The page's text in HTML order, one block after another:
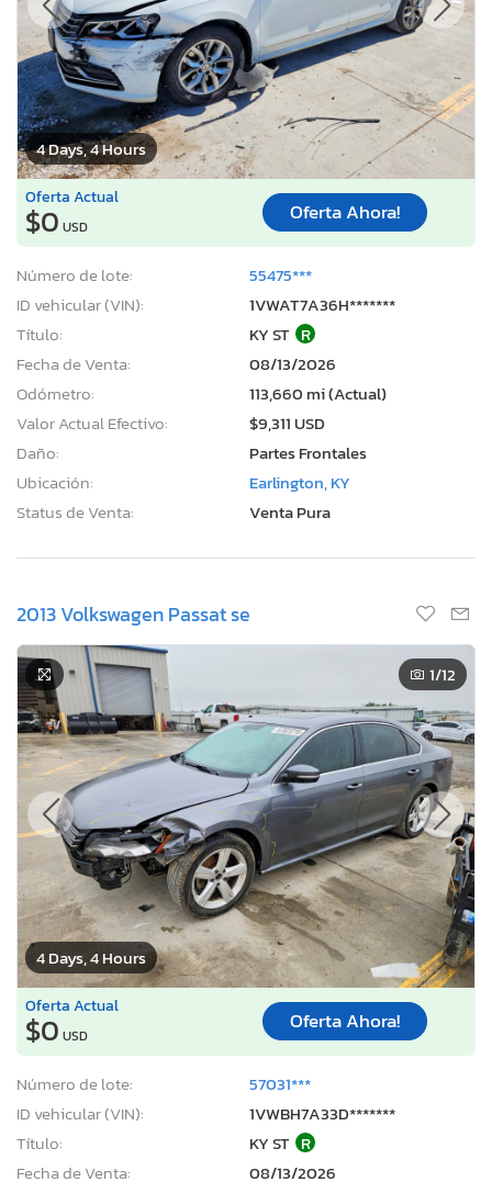
4 Days, 4 Hours
Oferta Actual
$0 USD
Oferta Ahora!
Número de lote:
55475***
ID vehicular (VIN):
1VWAT7A36H*******
Título:
KY ST R
Fecha de Venta:
08/13/2026
Odómetro:
113,660 mi (Actual)
Valor Actual Efectivo:
$9,311 USD
Daño:
Partes Frontales
Ubicación:
Earlington, KY
Status de Venta:
Venta Pura
2013 Volkswagen Passat se
4 Days, 4 Hours
1/12
Oferta Actual
$0 USD
Oferta Ahora!
Número de lote:
57031***
ID vehicular (VIN):
1VWBH7A33D*******
Título:
KY ST R
Fecha de Venta:
08/13/2026